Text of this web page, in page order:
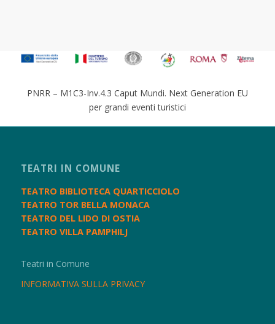
PNRR – M1C3-Inv.4.3 Caput Mundi. Next Generation EU
per grandi eventi turistici
TEATRI IN COMUNE
TEATRO BIBLIOTECA QUARTICCIOLO
TEATRO TOR BELLA MONACA
TEATRO DEL LIDO DI OSTIA
TEATRO VILLA PAMPHILJ
Teatri in Comune
INFORMATIVA SULLA PRIVACY